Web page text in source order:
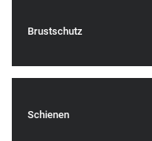
Brustschutz
Schienen